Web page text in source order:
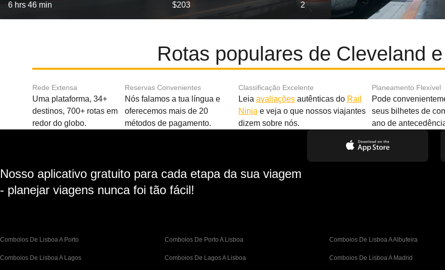
6 hrs 46 min $203 2
Rotas populares de Cleveland
Rede Extensa
Uma plataforma, 34+
destinos, 700+ rotas em
redor do globo.
Reservas Convenientes
Nós falamos a tua língua e
oferecemos mais de 20
métodos de pagamento.
Classificação Excelente
Leia avaliaçõesautênticas do Rail
Ninja e veja o que nossos viajantes
dizem sobre nós.
Planeamento Flexível
Pode
seus bilhetes de
ano de
Nosso aplicativo gratuito para cada etapa da sua viagem
- planejar viagens nunca foi tão fácil!
Comboios De Lisboa A Porto Comboios De Porto A Lisboa Comboios De Lisboa A Albufeira
Comboios De Lisboa A Lagos Comboios De Lagos A Lisboa Comboios De Lisboa A Madrid